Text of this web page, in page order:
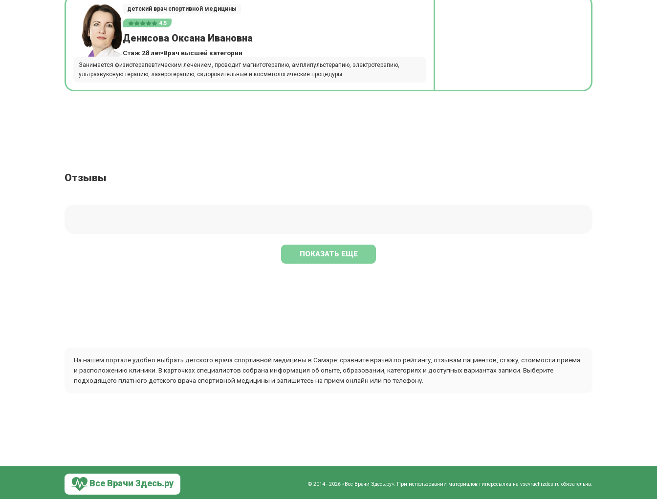
детский врач спортивной медицины
4.5
Денисова Оксана Ивановна
Стаж 28 лет Врач высшей категории
Занимается физиотерапевтическим лечением, проводит магнитотерапию, амплипульстерапию, электротерапию,
ультразвуковую терапию, лазеротерапию, оздоровительные и косметологические процедуры.
Отзывы
ПОКАЗАТЬ ЕЩЕ
На нашем портале удобно выбрать детского врача спортивной медицины в Самаре: сравните врачей по рейтингу, отзывам пациентов, стажу, стоимости приема
и расположению клиники. В карточках специалистов собрана информация об опыте, образовании, категориях и доступных вариантах записи. Выберите
подходящего платного детского врача спортивной медицины и запишитесь на прием онлайн или по телефону.
Все Врачи Здесь.ру © 2014—2026 «Все Врачи Здесь.ру». При использовании материалов гиперссылка на vsevrachizdes.ru обязательна.